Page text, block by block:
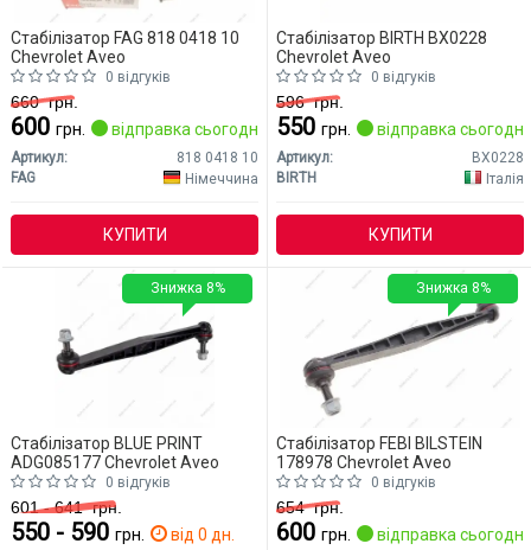
Стабілізатор FAG 818 0418 10
Chevrolet Aveo
0 відгуків
660грн.
600 грн. відправка сьогодні
Артикул:
818 0418 10
FAG
Німеччина
КУПИТИ
Стабілізатор BIRTH BX0228
Chevrolet Aveo
0 відгуків
596грн.
550 грн. відправка сьогодні
Артикул:
BX0228
BIRTH
Італія
КУПИТИ
Стабілізатор BLUE PRINT
ADG085177 Chevrolet Aveo
0 відгуків
601 - 641грн.
550 - 590 грн. від 0 дн.
Знижка 8%
Стабілізатор FEBI BILSTEIN
178978 Chevrolet Aveo
0 відгуків
654грн.
600 грн. відправка сьогодні
Знижка 8%